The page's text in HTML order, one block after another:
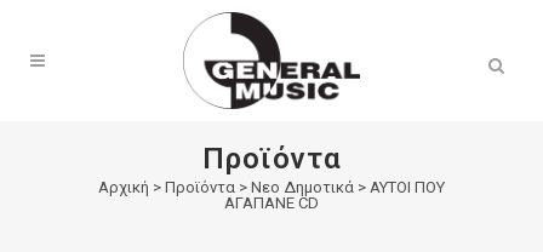
Προϊόντα
Αρχική > Προϊόντα > Νεο Δημοτικά > ΑΥΤΟΙ ΠΟΥ
ΑΓΑΠΑΝΕ CD